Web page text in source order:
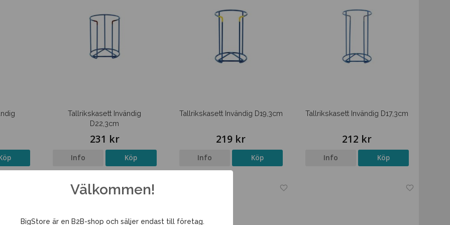
Tallrikskasett Invändig
D22,3cm
231 kr
Info Köp
Tallrikskasett Invändig D19,3cm
219 kr
Info Köp
Tallrikskasett Invändig D17,3cm
212 kr
Info Köp
Välkommen!
BigStore är en B2B-shop och säljer endast till företag.